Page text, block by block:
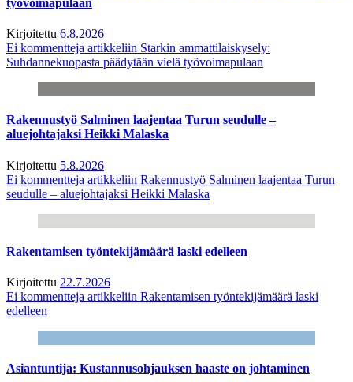
Kirjoitettu 6.8.2026
Ei kommentteja artikkeliin Starkin ammattilaiskysely:
Suhdannekuopasta päädytään vielä työvoimapulaan
Rakennustyö Salminen laajentaa Turun seudulle –
aluejohtajaksi Heikki Malaska
Kirjoitettu 5.8.2026
Ei kommentteja artikkeliin Rakennustyö Salminen laajentaa Turun
seudulle – aluejohtajaksi Heikki Malaska
Rakentamisen työntekijämäärä laski edelleen
Kirjoitettu 22.7.2026
Ei kommentteja artikkeliin Rakentamisen työntekijämäärä laski
edelleen
Asiantuntija: Kustannusohjauksen haaste on johtaminen